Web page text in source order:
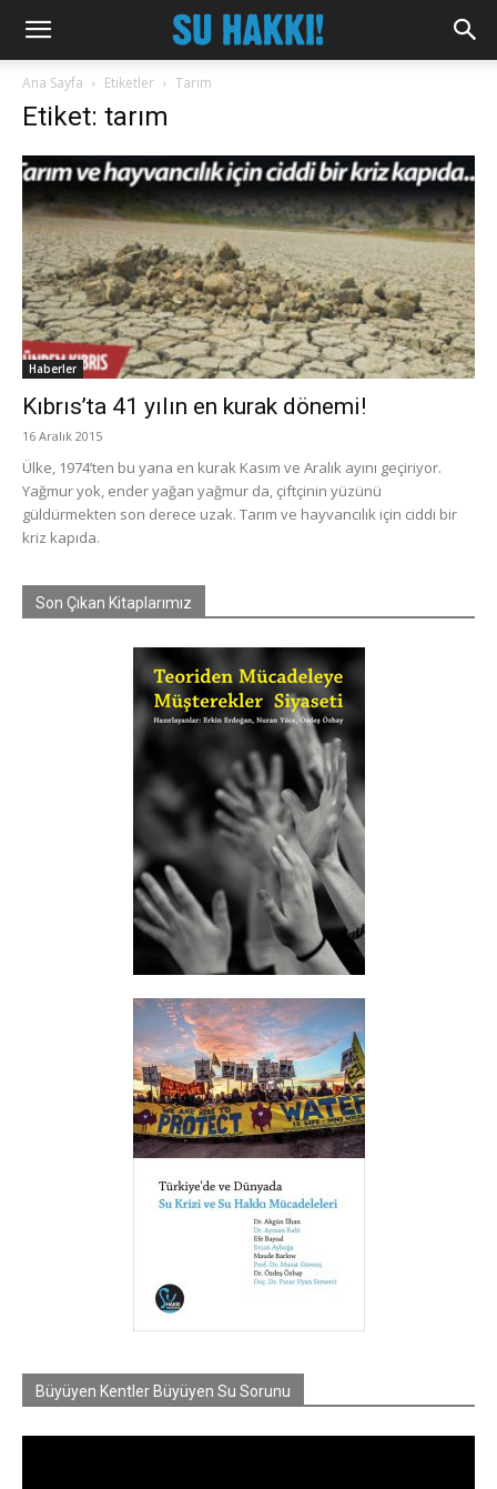
Ana Sayfa Etiketler Tarım
Etiket: tarım
Haberler
Kıbrıs’ta 41 yılın en kurak dönemi!
16 Aralık 2015
Ülke, 1974’ten bu yana en kurak Kasım ve Aralık ayını geçiriyor.
Yağmur yok, ender yağan yağmur da, çiftçinin yüzünü
güldürmekten son derece uzak. Tarım ve hayvancılık için ciddi bir
kriz kapıda.
Son Çıkan Kitaplarımız
Büyüyen Kentler Büyüyen Su Sorunu